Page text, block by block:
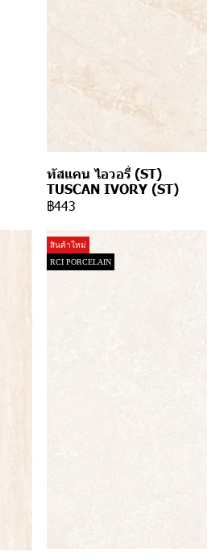
ทัสแคน ไอวอรี่ (ST)
TUSCAN IVORY (ST)
฿443
สินค้าใหม่
RCI PORCELAIN